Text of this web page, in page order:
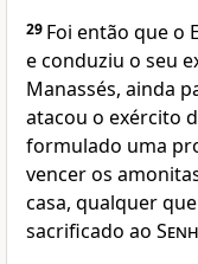
29 Foi então que o
e conduziu o seu
Manassés, ainda
atacou o exército
formulado uma
vencer os
casa, qualquer
sacrificado ao